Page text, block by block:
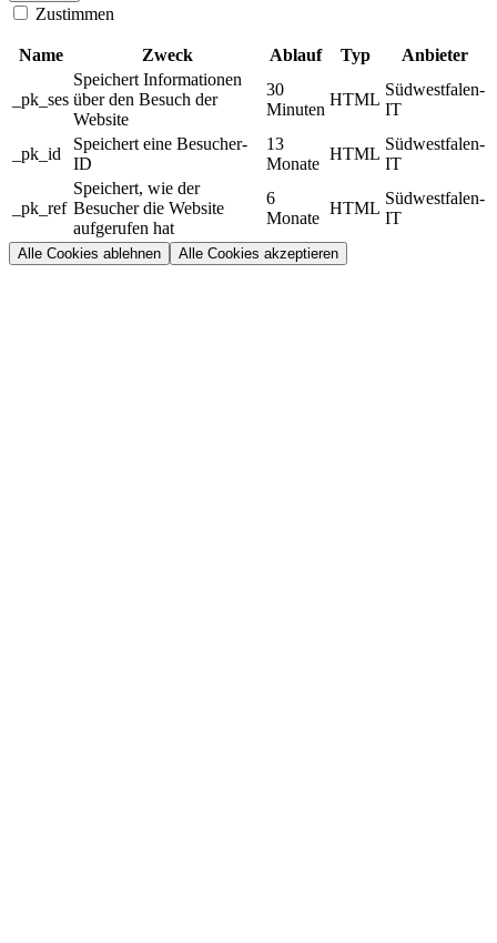
Zustimmen
Name Zweck Ablauf Typ Anbieter
_pk_ses
Speichert Informationen
über den Besuch der
Website
30
Minuten
HTML
Südwestfalen-
IT
_pk_id
Speichert eine Besucher-
ID
13
Monate
HTML
Südwestfalen-
IT
_pk_ref
Speichert, wie der
Besucher die Website
aufgerufen hat
6
Monate
HTML
Südwestfalen-
IT
Alle Cookies ablehnen Alle Cookies akzeptieren